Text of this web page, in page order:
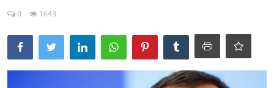
Uol pt Bate Papo Gratis
Mundo
Economia
0 1643